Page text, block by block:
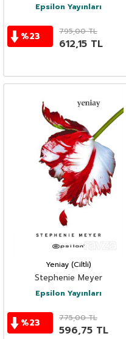
Epsilon Yayınları
%23 795,00TL
612,15 TL
Yeniay (Ciltli)
Stephenie Meyer
Epsilon Yayınları
%23 775,00TL
596,75 TL